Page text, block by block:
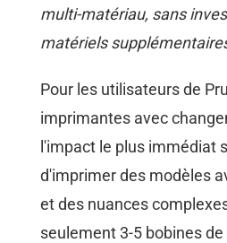
multi-matériau, sans
matériels
Pour les utilisateurs de
imprimantes avec
l'impact le plus immédiat
d'imprimer des modèles
et des nuances
seulement 3-5 bobines de